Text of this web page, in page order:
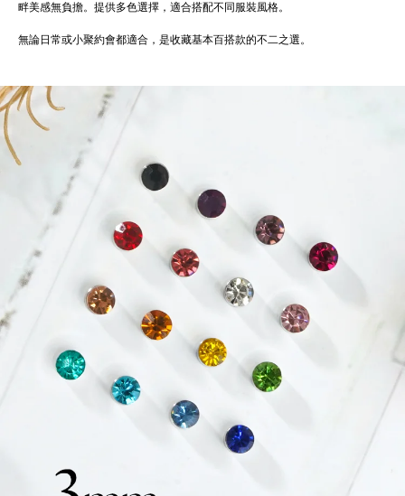
畔美感無負擔。提供多色選擇，適合搭配不同服裝風格。
無論日常或小聚約會都適合，是收藏基本百搭款的不二之選。